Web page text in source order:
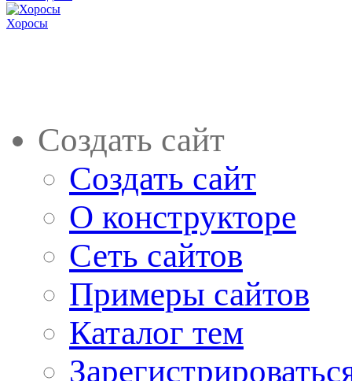
Хоросы
Создать сайт
Создать сайт
О конструкторе
Сеть сайтов
Примеры сайтов
Каталог тем